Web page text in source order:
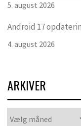
5. august 2026
Android 17
4. august 2026
ARKIVER